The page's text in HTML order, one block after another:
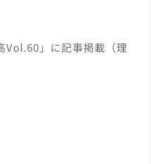
Vol.60」に記事掲載（理